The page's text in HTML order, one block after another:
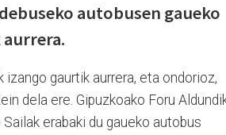
autobusen gaueko
gaurtik aurrera, eta ondorioz,
dela ere. Gipuzkoako Foru
erabaki du gaueko autobus